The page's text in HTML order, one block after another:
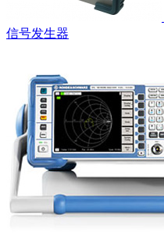
信号发生器